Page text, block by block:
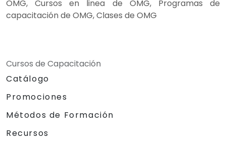
OMG, Cursos en linea de OMG, Programas de
capacitación de OMG, Clases de OMG
Cursos de Capacitación
Catálogo
Promociones
Métodos de Formación
Recursos